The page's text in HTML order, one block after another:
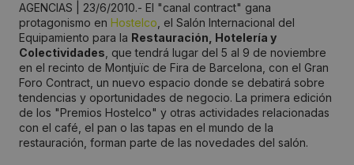
AGENCIAS | 23/6/2010.- El "canal contract" gana
protagonismo en Hostelco , el Salón Internacional del
Equipamiento para la Restauración, Hotelería y
Colectividades , que tendrá lugar del 5 al 9 de noviembre
en el recinto de Montjuïc de Fira de Barcelona, con el Gran
Foro Contract, un nuevo espacio donde se debatirá sobre
tendencias y oportunidades de negocio. La primera edición
de los "Premios Hostelco" y otras actividades relacionadas
con el café, el pan o las tapas en el mundo de la
restauración, forman parte de las novedades del salón.